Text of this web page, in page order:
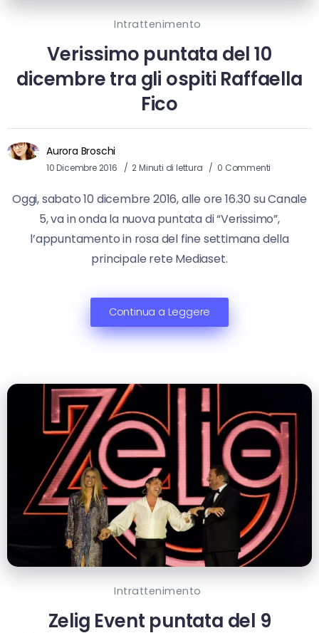
Intrattenimento
Verissimo puntata del 10
dicembre tra gli ospiti Raffaella
Fico
Aurora Broschi
10 Dicembre 2016 2 Minuti di lettura 0 Commenti
Oggi, sabato 10 dicembre 2016, alle ore 16.30 su Canale
5, va in onda la nuova puntata di “Verissimo”,
l’appuntamento in rosa del fine settimana della
principale rete Mediaset.
Continua a Leggere
Intrattenimento
Zelig Event puntata del 9